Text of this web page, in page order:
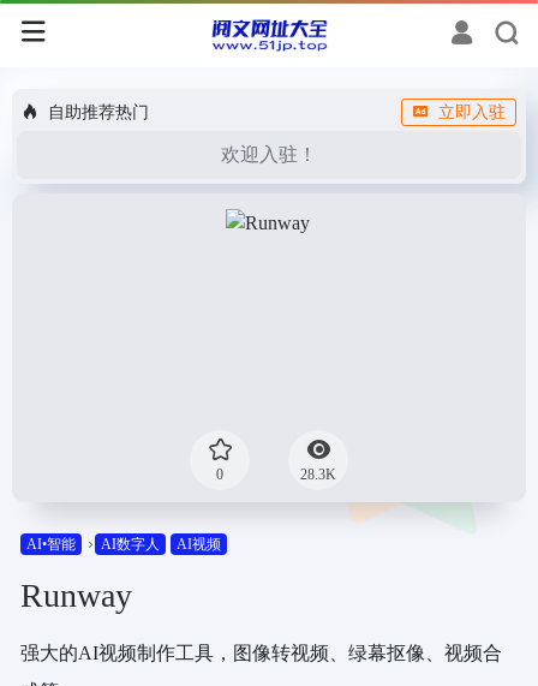
自助推荐热门 立即入驻
欢迎入驻！
0 28.3K
AI•智能 AI数字人 AI视频
Runway
强大的AI视频制作工具，图像转视频、绿幕抠像、视频合